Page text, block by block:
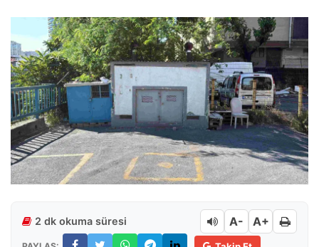
2 dk okuma süresi A- A+